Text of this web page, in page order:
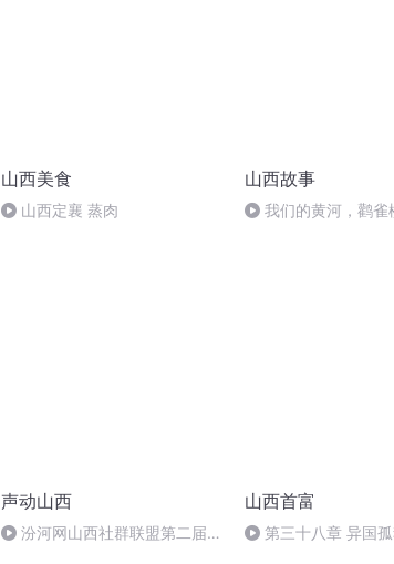
山西美食
山西定襄 蒸肉
山西故事
我们的黄河，鹳雀
声动山西
汾河网山西社群联盟第二届全
山西首富
第三十八章 异国